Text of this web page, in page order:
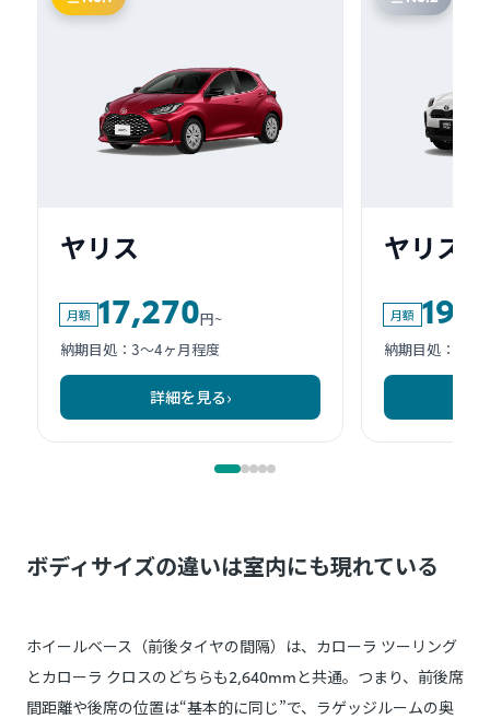
ボディサイズの違いは室内にも現れている
ホイールベース（前後タイヤの間隔）は、カローラ ツーリング
とカローラ クロスのどちらも2,640mmと共通。つまり、前後席
間距離や後席の位置は“基本的に同じ”で、ラゲッジルームの奥